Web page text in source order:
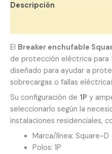
Descripción
El Breaker enchufable
de protección eléctrica para
diseñado para ayudar a
sobrecargas o fallas
Su configuración de 1P y
seleccionarlo según la
instalaciones residenciales,
Marca/línea: Square-D
Polos: 1P